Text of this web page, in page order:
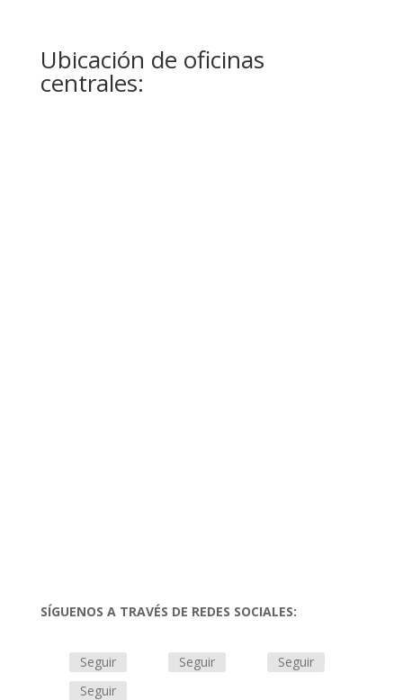
Ubicación de oficinas
centrales:
SÍGUENOS A TRAVÉS DE REDES SOCIALES:
Seguir Seguir
Seguir
Seguir